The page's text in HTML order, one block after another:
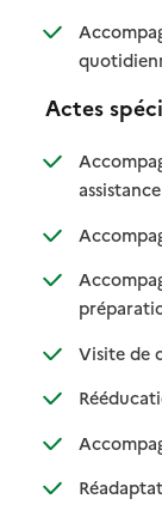
Actes
Visite de